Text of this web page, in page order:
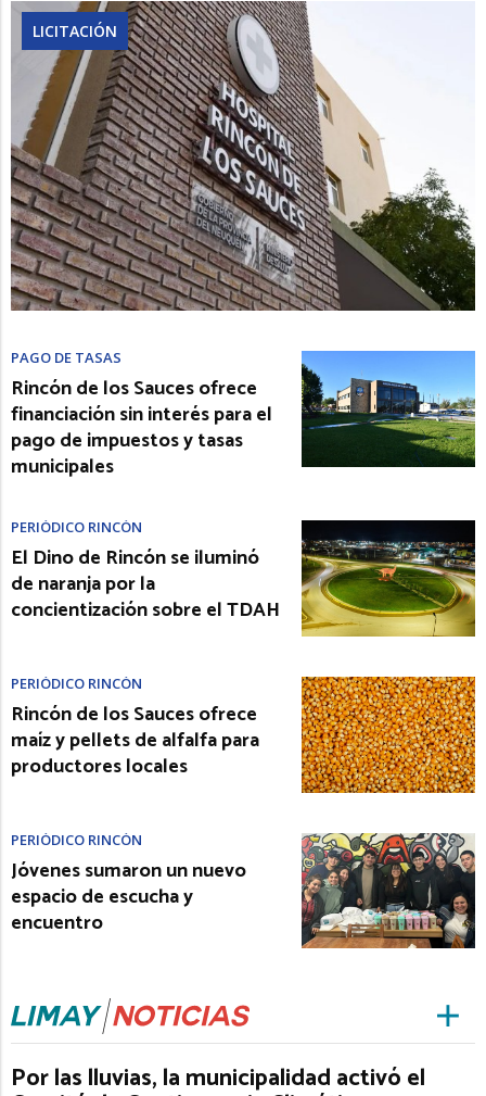
LICITACIÓN
PAGO DE TASAS
Rincón de los Sauces ofrece
financiación sin interés para el
pago de impuestos y tasas
municipales
PERIÓDICO RINCÓN
El Dino de Rincón se iluminó
de naranja por la
concientización sobre el TDAH
PERIÓDICO RINCÓN
Rincón de los Sauces ofrece
maíz y pellets de alfalfa para
productores locales
PERIÓDICO RINCÓN
Jóvenes sumaron un nuevo
espacio de escucha y
encuentro
Por las lluvias, la municipalidad activó el